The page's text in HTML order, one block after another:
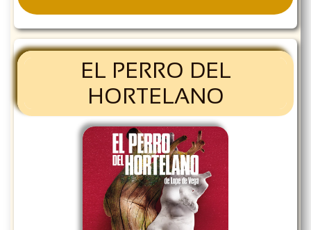
EL PERRO DEL
HORTELANO